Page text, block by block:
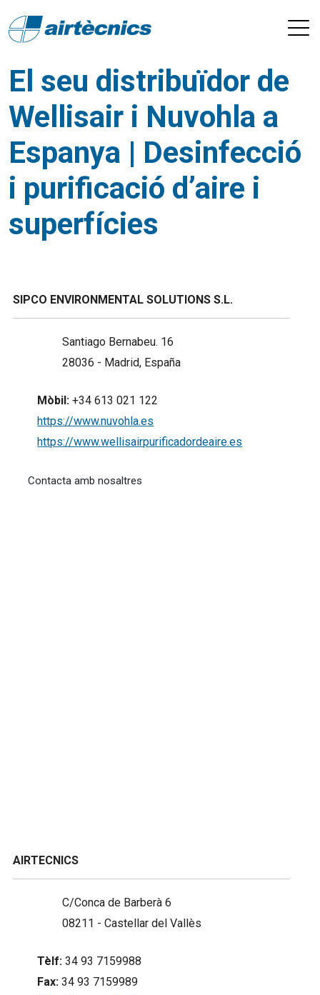
El seu distribuïdor de
Wellisair i Nuvohla a
Espanya | Desinfecció
i purificació d’aire i
superfícies
SIPCO ENVIRONMENTAL SOLUTIONS S.L.
Santiago Bernabeu. 16
28036 - Madrid, España
Mòbil: +34 613 021 122
https://www.nuvohla.es
https://www.wellisairpurificadordeaire.es
Contacta amb nosaltres
AIRTECNICS
C/Conca de Barberà 6
08211 - Castellar del Vallès
Tèlf: 34 93 7159988
Fax: 34 93 7159989